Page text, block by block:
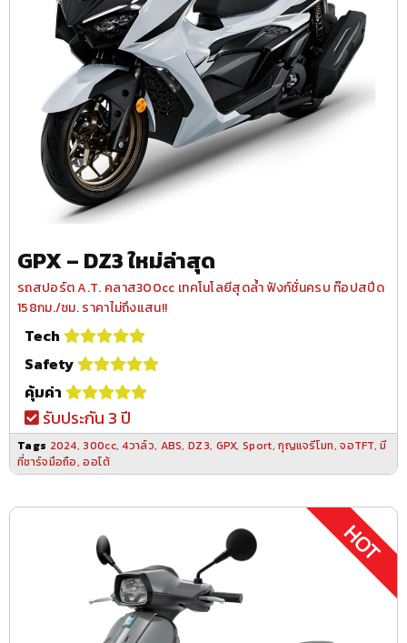
GPX – DZ3 ใหม่ล่าสุด
รถสปอร์ต A.T. คลาส300cc เทคโนโลยีสุดล้ำ ฟังก์ชั่นครบ ท๊อปสปีด
158กม./ชม. ราคาไม่ถึงแสน!!
Tech
Safety
คุ้มค่า
รับประกัน 3 ปี
Tags 2024, 300cc,4วาล์ว, ABS,DZ3, GPX,Sport,กุญแจรีโมท,จอTFT,มี
ที่ชาร์จมือถือ,ออโต้